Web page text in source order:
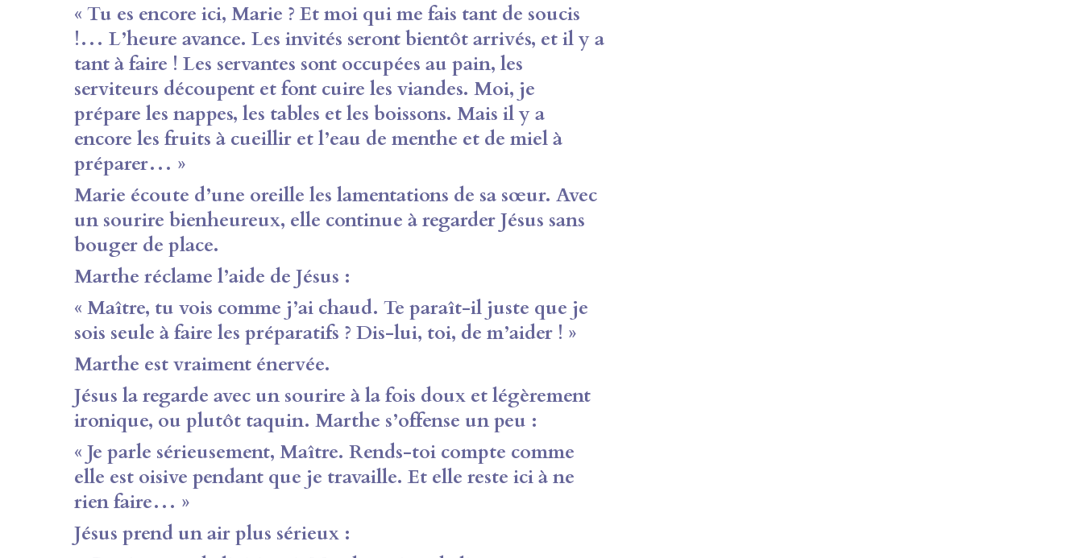
« Tu es encore ici, Marie ? Et moi qui me fais tant de soucis
!… L’heure avance. Les invités seront bientôt arrivés, et il y a
tant à faire ! Les servantes sont occupées au pain, les
serviteurs découpent et font cuire les viandes. Moi, je
prépare les nappes, les tables et les boissons. Mais il y a
encore les fruits à cueillir et l’eau de menthe et de miel à
préparer… »
Marie écoute d’une oreille les lamentations de sa sœur. Avec
un sourire bienheureux, elle continue à regarder Jésus sans
bouger de place.
Marthe réclame l’aide de Jésus :
« Maître, tu vois comme j’ai chaud. Te paraît-il juste que je
sois seule à faire les préparatifs ? Dis-lui, toi, de m’aider ! »
Marthe est vraiment énervée.
Jésus la regarde avec un sourire à la fois doux et légèrement
ironique, ou plutôt taquin. Marthe s’offense un peu :
« Je parle sérieusement, Maître. Rends-toi compte comme
elle est oisive pendant que je travaille. Et elle reste ici à ne
rien faire… »
Jésus prend un air plus sérieux :